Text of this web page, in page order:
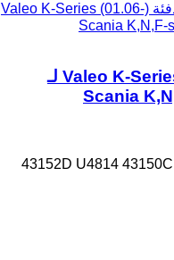
جهاز التدفئة Valeo K-Series (01.06-)
جهاز التدفئة Valeo K-Series (01.06-) 43152D لـ
43152D U4814